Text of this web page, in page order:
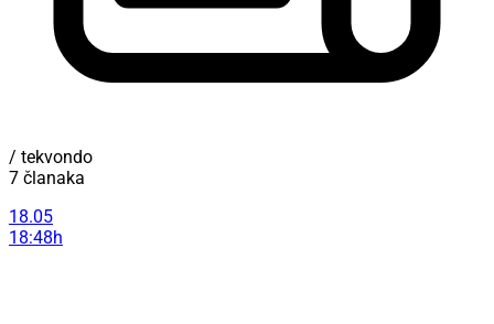
/ tekvondo
7 članaka
18.05
18:48h